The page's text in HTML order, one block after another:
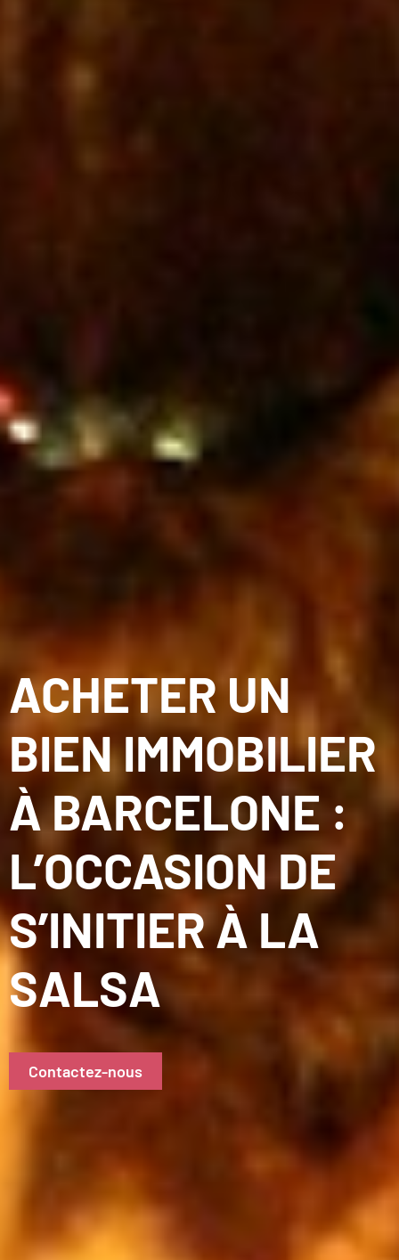
ACHETER UN
BIEN IMMOBILIER
À BARCELONE :
L’OCCASION DE
S’INITIER À LA
SALSA
Contactez-nous